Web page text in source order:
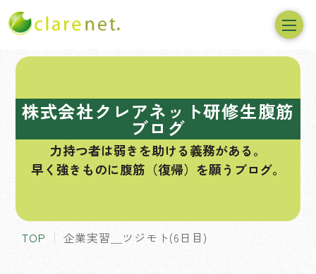
株式会社クレアネット研修生腹筋
ブログ
力持つ者は弱きを助ける義務がある。
早く強きものに腹筋（復帰）を願うブログ。
TOP 企業実習＿ツジモト(6日目)